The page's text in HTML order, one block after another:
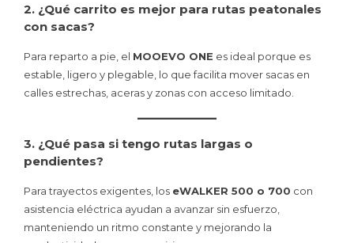
2. ¿Qué carrito es mejor para rutas peatonales
con sacas?
Para reparto a pie, el MOOEVO ONE es ideal porque es
estable, ligero y plegable, lo que facilita mover sacas en
calles estrechas, aceras y zonas con acceso limitado.
3. ¿Qué pasa si tengo rutas largas o
pendientes?
Para trayectos exigentes, los eWALKER 500 o 700 con
asistencia eléctrica ayudan a avanzar sin esfuerzo,
manteniendo un ritmo constante y mejorando la